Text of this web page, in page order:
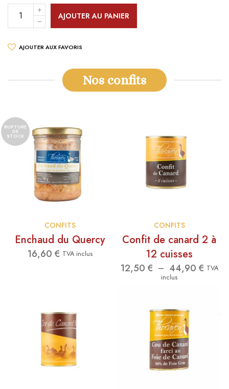
AJOUTER AU PANIER
AJOUTER AUX FAVORIS
Nos confits
RUPTURE
DE
STOCK
CONFITS
Enchaud du Quercy
16,60 € TVA inclus
CONFITS
Confit de canard 2 à
12 cuisses
12,50 € – 44,90 € Plage
TVA
inclus